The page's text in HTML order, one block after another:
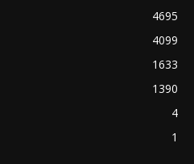
4695
4099
1633
1390
4
1